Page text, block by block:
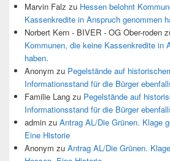
Marvin Falz zu Hessen belohnt
Kassenkredite in Anspruch genommen
Norbert Kern - BIVER - OG Ober-roden
Kommunen, die keine Kassenkredite in
haben.
Anonym zu Pegelstände auf
Informationsstand für die Bürger
Familie Lang zu Pegelstände auf
Informationsstand für die Bürger
admin zu Antrag AL/Die Grünen. Klage
Eine Historie
Anonym zu Antrag AL/Die Grünen.